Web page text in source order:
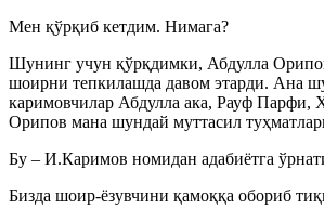
Мен қўрқиб кетдим. Нимага?
Шунинг учун қўрқдимки, Абдулла
шоирни тепкилашда давом этарди. Ана
каримовчилар Абдулла ака, Рауф Парфи,
Орипов мана шундай муттасил
Бу – И.Каримов номидан адабиётга
Бизда шоир-ёзувчини қамоққа обориб